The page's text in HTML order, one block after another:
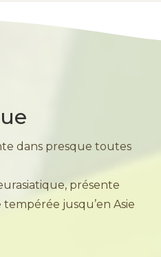
dans presque toutes
présente
jusqu’en Asie